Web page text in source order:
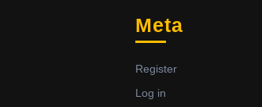
Meta
Register
Log in